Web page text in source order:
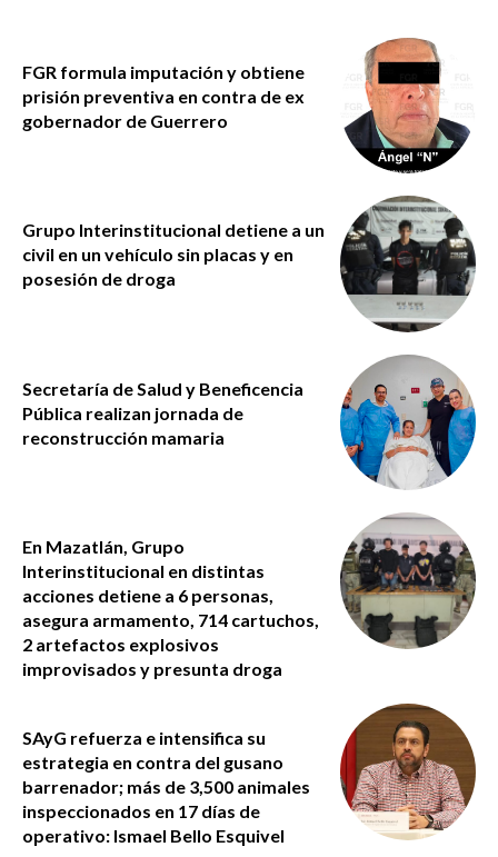
FGR formula imputación y obtiene
prisión preventiva en contra de ex
gobernador de Guerrero
Grupo Interinstitucional detiene a un
civil en un vehículo sin placas y en
posesión de droga
Secretaría de Salud y Beneficencia
Pública realizan jornada de
reconstrucción mamaria
En Mazatlán, Grupo
Interinstitucional en distintas
acciones detiene a 6 personas,
asegura armamento, 714 cartuchos,
2 artefactos explosivos
improvisados y presunta droga
SAyG refuerza e intensifica su
estrategia en contra del gusano
barrenador; más de 3,500 animales
inspeccionados en 17 días de
operativo: Ismael Bello Esquivel